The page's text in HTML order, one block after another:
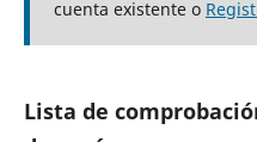
cuenta existente o
Lista de